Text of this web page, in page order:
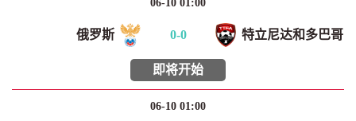
06-10 01:00
俄罗斯 0-0 特立尼达和多巴哥
即将开始
06-10 01:00